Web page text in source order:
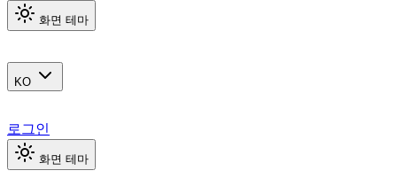
화면 테마
KO
로그인
화면 테마